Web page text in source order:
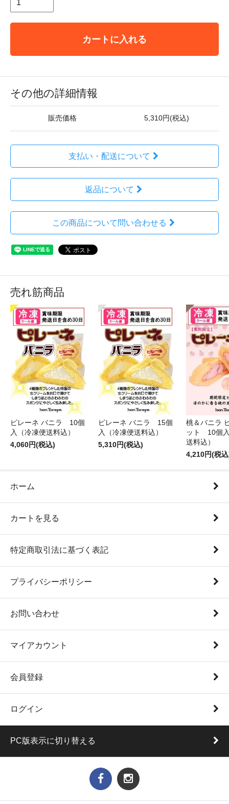
カートに入れる
その他の詳細情報
販売価格 5,310円(税込)
支払い・配送について
返品について
この商品について問い合わせる
売れ筋商品
ピレーネ バニラ 10個
入（冷凍便送料込）
4,060円(税込)
ピレーネ バニラ 15個
入（冷凍便送料込）
5,310円(税込)
桃＆バニラ
ット 10個
送料込）
4,210円(税
ホーム
カートを見る
特定商取引法に基づく表記
プライバシーポリシー
お問い合わせ
マイアカウント
会員登録
ログイン
PC版表示に切り替える